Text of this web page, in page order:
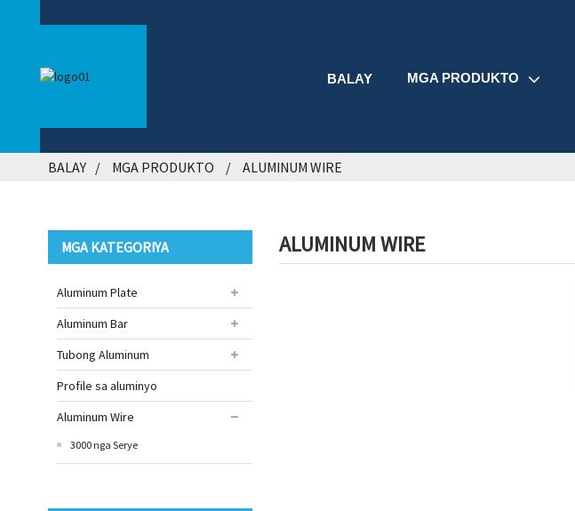
BALAY MGA PRODUKTO
BALAY MGA PRODUKTO ALUMINUM WIRE
MGA KATEGORIYA
Aluminum Plate
Aluminum Bar
Tubong Aluminum
Profile sa aluminyo
Aluminum Wire
3000 nga Serye
ALUMINUM WIRE